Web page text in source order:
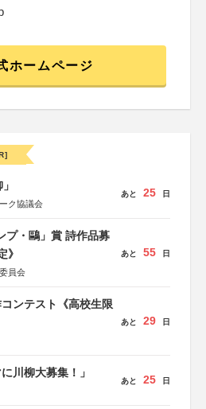
ホームページ
ク協議会
あと 25 日
プ・鷗」賞 詩作品募
》
員会
あと 55 日
ンテスト《高校生限
あと 29 日
川柳大募集！」
あと 25 日